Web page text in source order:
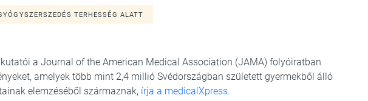
TERHESSÉG ALATT
a Journal of the American Medical Association (JAMA) folyóiratban
amelyek több mint 2,4 millió Svédországban született gyermekből álló
elemzéséből származnak, írja a medicalXpress.